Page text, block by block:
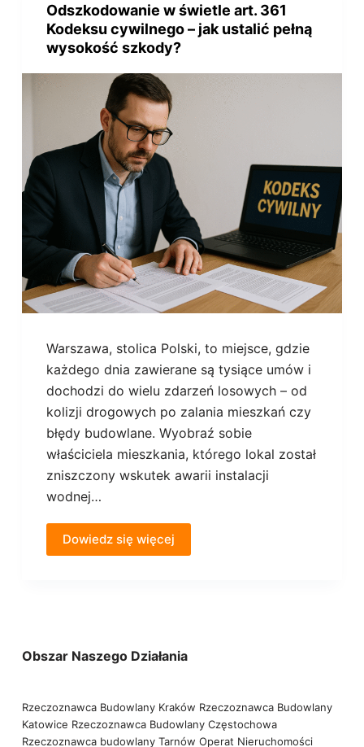
Odszkodowanie w świetle art. 361
Kodeksu cywilnego – jak ustalić pełną
wysokość szkody?
Warszawa, stolica Polski, to miejsce, gdzie
każdego dnia zawierane są tysiące umów i
dochodzi do wielu zdarzeń losowych – od
kolizji drogowych po zalania mieszkań czy
błędy budowlane. Wyobraź sobie
właściciela mieszkania, którego lokal został
zniszczony wskutek awarii instalacji
wodnej…
Dowiedz się więcej
Obszar Naszego Działania
Rzeczoznawca Budowlany Kraków Rzeczoznawca Budowlany
Katowice Rzeczoznawca Budowlany Częstochowa
Rzeczoznawca budowlany Tarnów Operat Nieruchomości